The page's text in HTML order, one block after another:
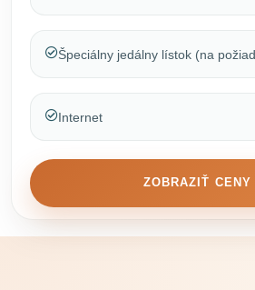
Špeciálny jedálny lístok (na
Internet
ZOBRAZIŤ CENY